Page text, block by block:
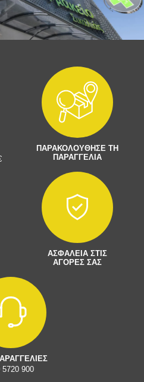
ΠΑΡΑΚΟΛΟΥΘΗΣΕ ΤΗ
ΠΑΡΑΓΓΕΛΙΑ
ΑΣΦΑΛΕΙΑ ΣΤΙΣ
ΑΓΟΡΕΣ ΣΑΣ
5720 900